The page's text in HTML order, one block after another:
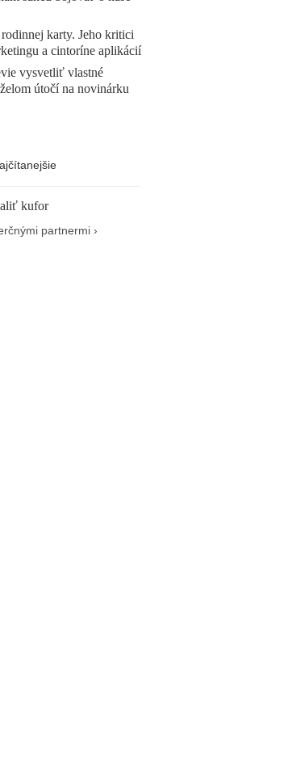
karty. Jeho kritici
a cintoríne aplikácií
vysvetliť vlastné
útočí na novinárku
kufor
partnermi ›